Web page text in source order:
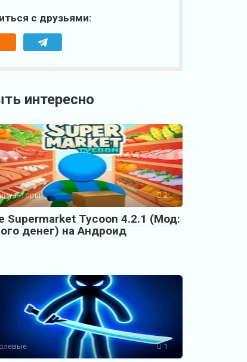
с друзьями:
интересно
2
Supermarket Tycoon 4.2.1 (Мод:
денег) на Андроид
1